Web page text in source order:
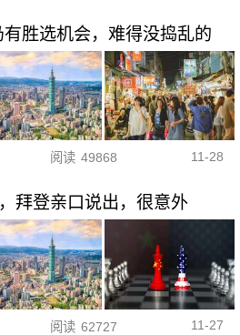
胜选机会，难得没捣乱的
阅读 49868 11-28
拜登亲口说出，很意外
阅读 62727 11-27